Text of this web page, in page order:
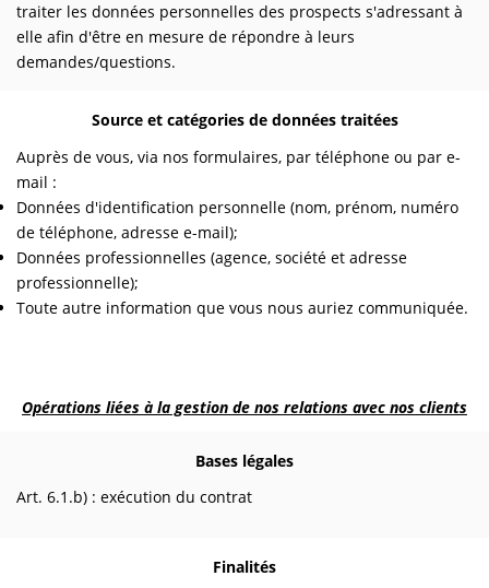
traiter les données personnelles des prospects s'adressant à
elle afin d'être en mesure de répondre à leurs
demandes/questions.
Source et catégories de données traitées
Auprès de vous, via nos formulaires, par téléphone ou par e-
mail :
Données d'identification personnelle (nom, prénom, numéro
de téléphone, adresse e-mail);
Données professionnelles (agence, société et adresse
professionnelle);
Toute autre information que vous nous auriez communiquée.
Opérations liées à la gestion de nos relations avec nos clients
Bases légales
Art. 6.1.b) : exécution du contrat
Finalités